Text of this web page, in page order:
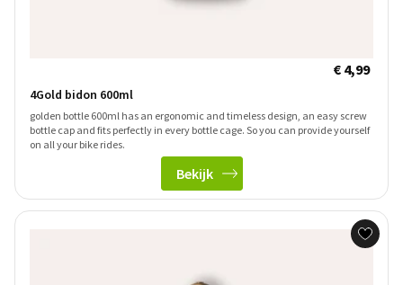
€ 4,99
4Gold bidon 600ml
golden bottle 600ml has an ergonomic and timeless design, an easy screw
bottle cap and fits perfectly in every bottle cage. So you can provide yourself
on all your bike rides.
Bekijk